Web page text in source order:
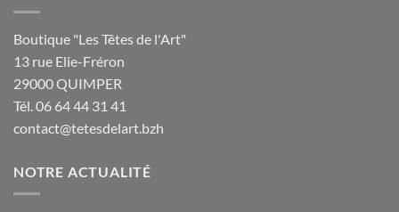
Boutique "Les Têtes de l'Art"
13 rue Elie-Fréron
29000 QUIMPER
Tél. 06 64 44 31 41
contact@tetesdelart.bzh
NOTRE ACTUALITÉ